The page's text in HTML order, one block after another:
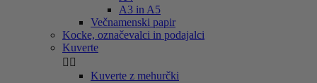
A3 in A5
Večnamenski papir
Kocke, označevalci in podajalci
Kuverte
 
Kuverte z mehurčki